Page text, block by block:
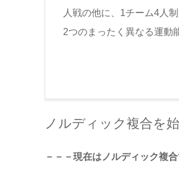
人戦の他に、1チーム4人
2つのまったく異なる運動
ノルディック複合を
－－－現在はノルディック複